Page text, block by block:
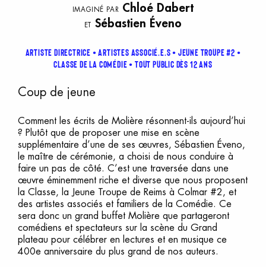
IMAGINÉ PAR Chloé Dabert
ET Sébastien Éveno
Artiste directrice Artistes associé.e.s
Jeune troupe #2
Classe de la Comédie
Tout public dès 12 ans
Coup de jeune
Comment les écrits de Molière résonnent-ils aujourd’hui
? Plutôt que de proposer une mise en scène
supplémentaire d’une de ses œuvres, Sébastien Éveno,
le maître de cérémonie, a choisi de nous conduire à
faire un pas de côté. C’est une traversée dans une
œuvre éminemment riche et diverse que nous proposent
la Classe, la Jeune Troupe de Reims à Colmar #2, et
des artistes associés et familiers de la Comédie. Ce
sera donc un grand buffet Molière que partageront
comédiens et spectateurs sur la scène du Grand
plateau pour célébrer en lectures et en musique ce
400e anniversaire du plus grand de nos auteurs.